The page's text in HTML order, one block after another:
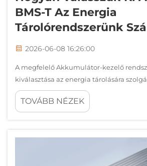
BMS-T Az Energia
Tárolórendszerünk
2026-06-08 16:26:00
A megfelelő Akkumulátor-kezelő
kiválasztása az energia tárolására
számára egy kritikus döntés, amely
befolyásolja a rendszer teljesítményét,
TOVÁBB NÉZEK